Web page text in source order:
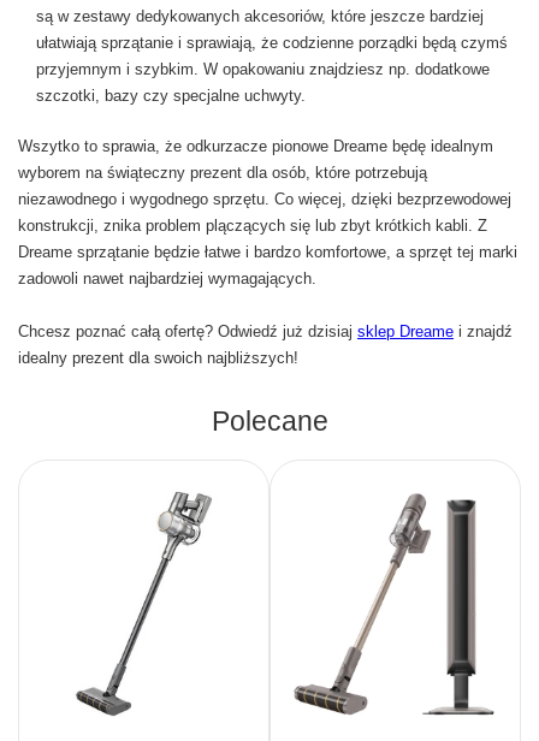
są w zestawy dedykowanych akcesoriów, które jeszcze bardziej
ułatwiają sprzątanie i sprawiają, że codzienne porządki będą czymś
przyjemnym i szybkim. W opakowaniu znajdziesz np. dodatkowe
szczotki, bazy czy specjalne uchwyty.
Wszytko to sprawia, że odkurzacze pionowe Dreame będę idealnym
wyborem na świąteczny prezent dla osób, które potrzebują
niezawodnego i wygodnego sprzętu. Co więcej, dzięki bezprzewodowej
konstrukcji, znika problem plączących się lub zbyt krótkich kabli. Z
Dreame sprzątanie będzie łatwe i bardzo komfortowe, a sprzęt tej marki
zadowoli nawet najbardziej wymagających.
Chcesz poznać całą ofertę? Odwiedź już dzisiaj sklep Dreame i znajdź
idealny prezent dla swoich najbliższych!
Polecane